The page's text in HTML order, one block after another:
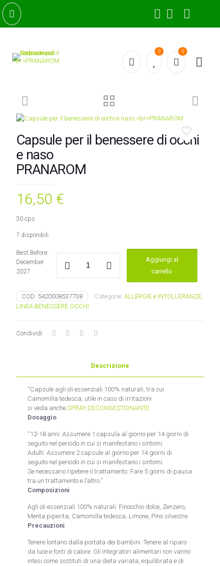
0 0
Capsule per il benessere di occhi
e naso
PRANAROM
16,50 €
30 cps
7 disponibili
Best Before:
December
2027
di
occhi
PRANAROM
Aggiungi al
carrello
COD: 5420008537738 Categorie: ALLERGIE e INTOLLERANZE,
LINEA BENESSERE OCCHI
Condividi
Descrizione
“Capsule agli oli essenziali 100% naturali, tra cui
Camomilla tedesca, utile in caso di irritazioni
si veda ancheSPRAY DECONGESTIONANTE
Dosaggio
“12-18 anni: Assumere 1 capsula al giorno per 14 giorni di
seguito nel periodo in cui si manifestano i sintomi.
Adulti: Assumere 2 capsule al giorno per 14 giorni di
seguito nel periodo in cui si manifestano i sintomi.
Se necessario ripetere il trattamento. Fare 5 giorni di pausa
tra un trattamento e l’altro.”
Composizioni
Agli oli essenziali 100% naturali: Finocchio dolce, Zenzero,
Menta piperita, Camomilla tedesca, Limone, Pino silvestre
Precauzioni
Tenere lontano dalla portata dei bambini. Tenere al riparo
da luce e fonti di calore. Gli integratori alimentari non vanno
intesi come sostituti di una dieta variata, equilibrata e di